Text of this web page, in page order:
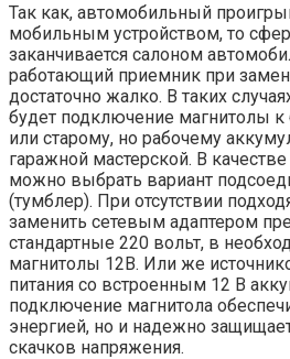
Так как, автомобильный
мобильным устройством, то
заканчивается салоном
работающий приемник при
достаточно жалко. В таких
будет подключение магнитолы к
или старому, но рабочему
гаражной мастерской. В
можно выбрать вариант
(тумблер). При отсутствии
заменить сетевым адаптером
стандартные 220 вольт, в
магнитолы 12В. Или же
питания со встроенным 12 В
подключение магнитола
энергией, но и надежно
скачков напряжения.